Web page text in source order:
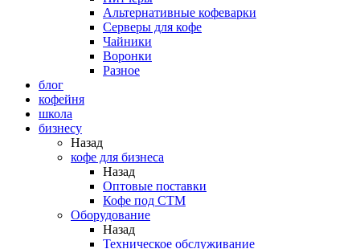
Альтернативные кофеварки
Серверы для кофе
Чайники
Воронки
Разное
блог
кофейня
школа
бизнесу
Назад
кофе для бизнеса
Назад
Оптовые поставки
Кофе под СТМ
Оборудование
Назад
Техническое обслуживание